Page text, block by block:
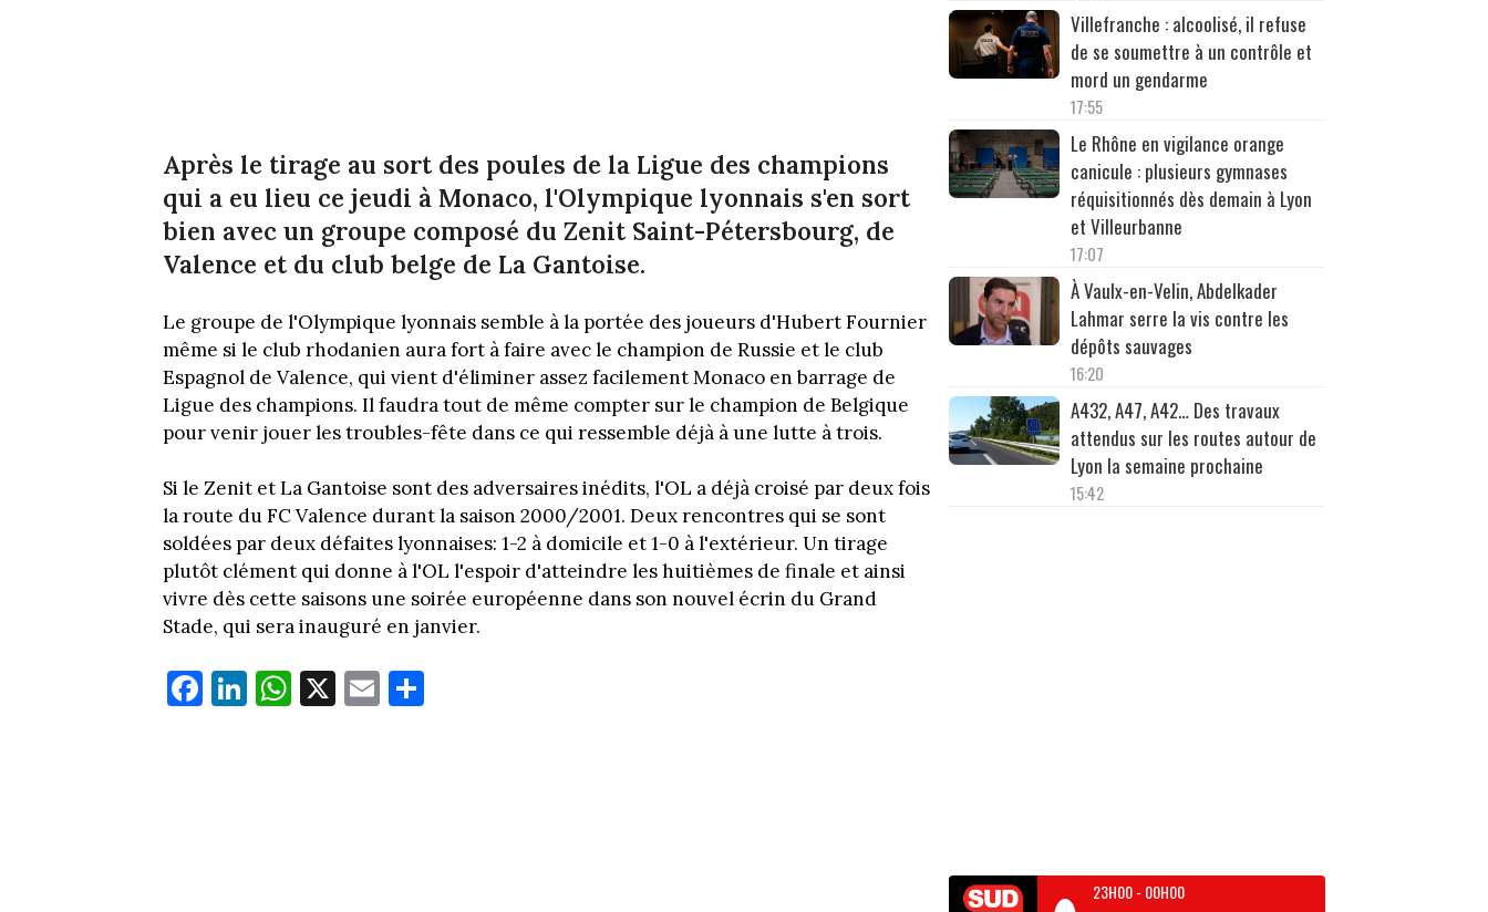
Après le tirage au sort des poules de la Ligue des champions
qui a eu lieu ce jeudi à Monaco, l'Olympique lyonnais s'en sort
bien avec un groupe composé du Zenit Saint-Pétersbourg, de
Valence et du club belge de La Gantoise.
Le groupe de l'Olympique lyonnais semble à la portée des joueurs d'Hubert Fournier
même si le club rhodanien aura fort à faire avec le champion de Russie et le club
Espagnol de Valence, qui vient d'éliminer assez facilement Monaco en barrage de
Ligue des champions. Il faudra tout de même compter sur le champion de Belgique
pour venir jouer les troubles-fête dans ce qui ressemble déjà à une lutte à trois.
Si le Zenit et La Gantoise sont des adversaires inédits, l'OL a déjà croisé par deux fois
la route du FC Valence durant la saison 2000/2001. Deux rencontres qui se sont
soldées par deux défaites lyonnaises: 1-2 à domicile et 1-0 à l'extérieur. Un tirage
plutôt clément qui donne à l'OL l'espoir d'atteindre les huitièmes de finale et ainsi
vivre dès cette saisons une soirée européenne dans son nouvel écrin du Grand
Stade, qui sera inauguré en janvier.
Fa
ce
Li
nk
W
ha
X E
m
Villefranche : alcoolisé, il refuse
de se soumettre à un contrôle et
mord un gendarme
17:55
Le Rhône en vigilance orange
canicule : plusieurs gymnases
réquisitionnés dès demain à Lyon
et Villeurbanne
17:07
À Vaulx-en-Velin, Abdelkader
Lahmar serre la vis contre les
dépôts sauvages
16:20
A432, A47, A42… Des travaux
attendus sur les routes autour de
Lyon la semaine prochaine
15:42
23H00- 00H00